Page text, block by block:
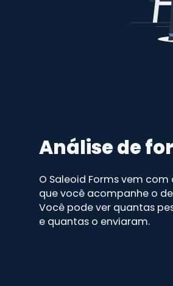
Análise de
O Saleoid Forms vem
que você acompanhe o
Você pode ver quantas
e quantas o enviaram.